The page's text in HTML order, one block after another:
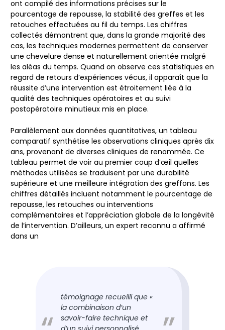
ont compilé des informations précises sur le
pourcentage de repousse, la stabilité des greffes et les
retouches effectuées au fil du temps. Les chiffres
collectés démontrent que, dans la grande majorité des
cas, les techniques modernes permettent de conserver
une chevelure dense et naturellement orientée malgré
les aléas du temps. Quand on observe ces statistiques en
regard de retours d’expériences vécus, il apparaît que la
réussite d’une intervention est étroitement liée à la
qualité des techniques opératoires et au suivi
postopératoire minutieux mis en place.
Parallèlement aux données quantitatives, un tableau
comparatif synthétise les observations cliniques après dix
ans, provenant de diverses cliniques de renommée. Ce
tableau permet de voir au premier coup d’œil quelles
méthodes utilisées se traduisent par une durabilité
supérieure et une meilleure intégration des greffons. Les
chiffres détaillés incluent notamment le pourcentage de
repousse, les retouches ou interventions
complémentaires et l’appréciation globale de la longévité
de l’intervention. D’ailleurs, un expert reconnu a affirmé
dans un
témoignage recueilli que «
la combinaison d’un
savoir-faire technique et